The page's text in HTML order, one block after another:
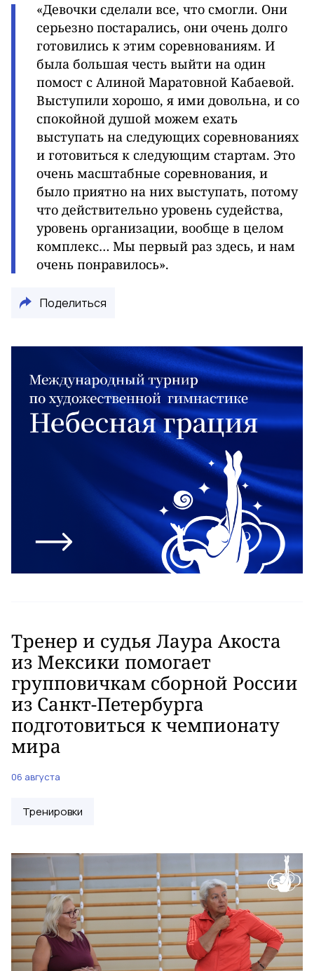
«Девочки сделали все, что смогли. Они
серьезно постарались, они очень долго
готовились к этим соревнованиям. И
была большая честь выйти на один
помост с Алиной Маратовной Кабаевой.
Выступили хорошо, я ими довольна, и со
спокойной душой можем ехать
выступать на следующих соревнованиях
и готовиться к следующим стартам. Это
очень масштабные соревнования, и
было приятно на них выступать, потому
что действительно уровень судейства,
уровень организации, вообще в целом
комплекс… Мы первый раз здесь, и нам
очень понравилось».
Поделиться
Тренер и судья Лаура Акоста
из Мексики помогает
групповичкам сборной России
из Санкт-Петербурга
подготовиться к чемпионату
мира
06 августа
Тренировки